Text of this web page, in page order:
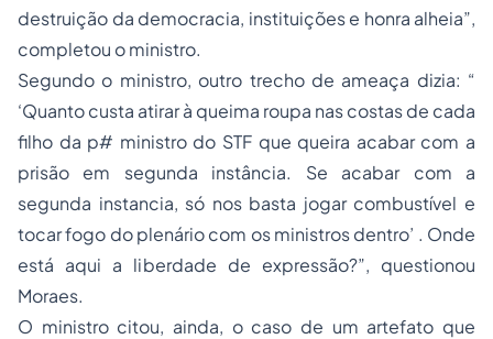
destruição da democracia, instituições e honra alheia”,
completou o ministro.
Segundo o ministro, outro trecho de ameaça dizia: “
‘Quanto custa atirar à queima roupa nas costas de cada
filho da p# ministro do STF que queira acabar com a
prisão em segunda instância. Se acabar com a
segunda instancia, só nos basta jogar combustível e
tocar fogo do plenário com os ministros dentro’ . Onde
está aqui a liberdade de expressão?”, questionou
Moraes.
O ministro citou, ainda, o caso de um artefato que